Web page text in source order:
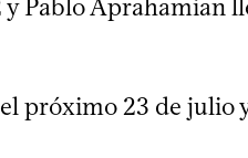
Pablo Aprahamian
próximo 23 de julio